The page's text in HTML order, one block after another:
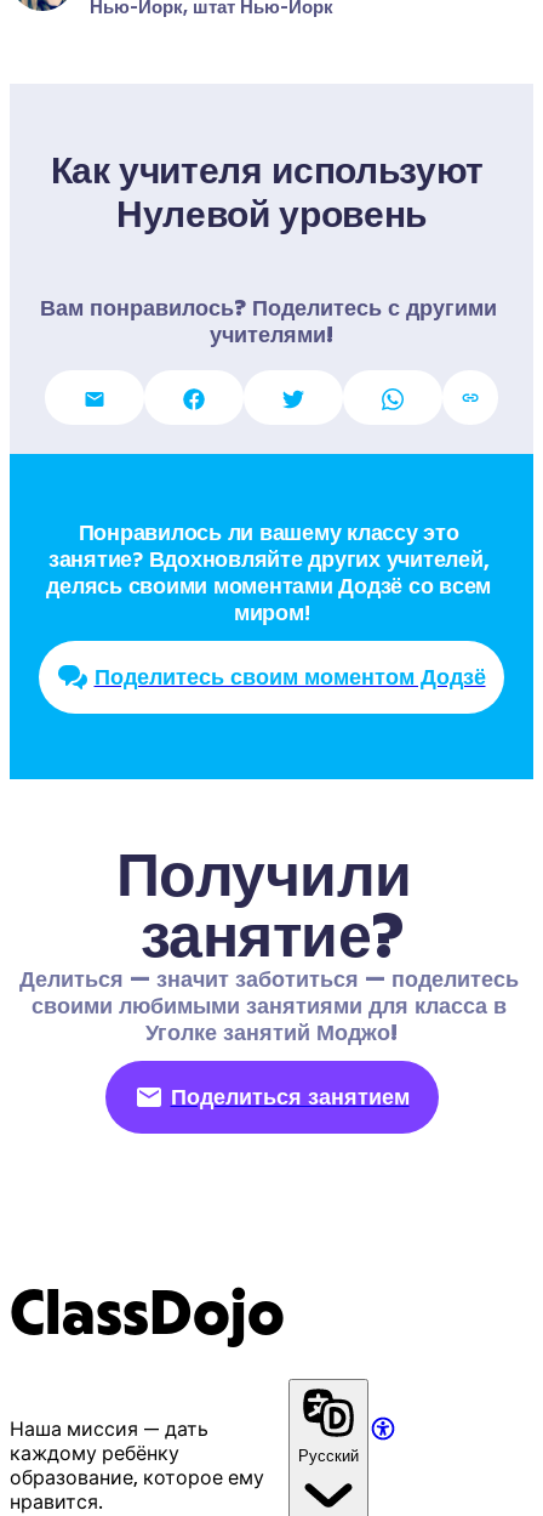
Нью-Йорк, штат Нью-Йорк
Как учителя используют
Нулевой уровень
Вам понравилось? Поделитесь с другими
учителями!
Понравилось ли вашему классу это
занятие? Вдохновляйте других учителей,
делясь своими моментами Додзё со всем
миром!
Поделитесь своим моментом Додзё
Получили
занятие?
Делиться — значит заботиться — поделитесь
своими любимыми занятиями для класса в
Уголке занятий Моджо!
Поделиться занятием
ClassDojo
Наша миссия — дать
каждому ребёнку
образование, которое ему
нравится.
Русский